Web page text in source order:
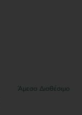
Άμεσα Διαθέσιμο